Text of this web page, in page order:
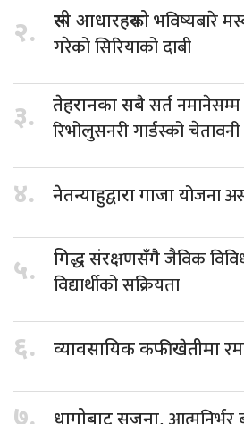
२. रूसी आधारहरूकोभविष्यबारे
गरेको सिरियाको दाबी
३. तेहरानका सबैसर्त
रिभोलुसनरी गार्डस्को चेतावनी
४. नेतन्याहुद्वारा गाजायोजना
५. गिद्ध संरक्षणसँगैजैविक
विद्यार्थीको सक्रियता
६. व्यावसायिक कफीखेतीमा